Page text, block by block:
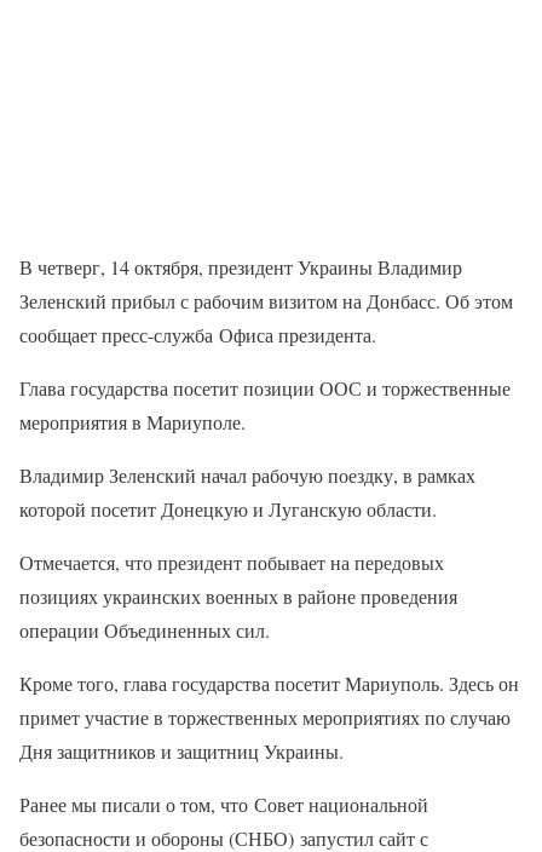
В четверг, 14 октября, президент Украины Владимир
Зеленский прибыл с рабочим визитом на Донбасс. Об этом
сообщает пресс-служба Офиса президента.
Глава государства посетит позиции ООС и торжественные
мероприятия в Мариуполе.
Владимир Зеленский начал рабочую поездку, в рамках
которой посетит Донецкую и Луганскую области.
Отмечается, что президент побывает на передовых
позициях украинских военных в районе проведения
операции Объединенных сил.
Кроме того, глава государства посетит Мариуполь. Здесь он
примет участие в торжественных мероприятиях по случаю
Дня защитников и защитниц Украины.
Ранее мы писали о том, что Совет национальной
безопасности и обороны (СНБО) запустил сайт с